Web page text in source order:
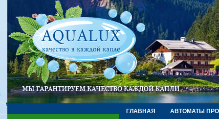
ГЛАВНАЯ АВТОМАТЫ